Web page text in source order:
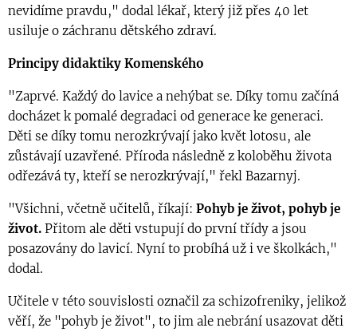
nevidíme pravdu," dodal lékař, který již přes 40 let
usiluje o záchranu dětského zdraví.
Principy didaktiky Komenského
"Zaprvé. Každý do lavice a nehýbat se. Díky tomu začíná
docházet k pomalé degradaci od generace ke generaci.
Děti se díky tomu nerozkrývají jako květ lotosu, ale
zůstávají uzavřené. Příroda následně z koloběhu života
odřezává ty, kteří se nerozkrývají," řekl Bazarnyj.
"Všichni, včetně učitelů, říkají: Pohyb je život, pohyb je
život. Přitom ale děti vstupují do první třídy a jsou
posazovány do lavicí. Nyní to probíhá už i ve školkách,"
dodal.
Učitele v této souvislosti označil za schizofreniky, jelikož
věří, že "pohyb je život", to jim ale nebrání usazovat děti